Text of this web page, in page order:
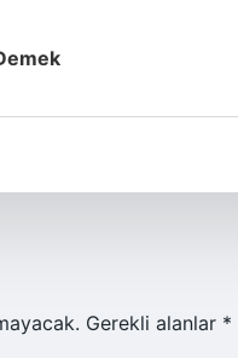
Gerekli alanlar *